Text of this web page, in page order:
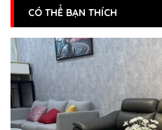
CÓ THỂ BẠN THÍCH